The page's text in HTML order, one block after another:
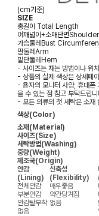
(cm기준)
SIZE
총길이 Total Length
어깨넓이+소매단면
가슴둘레Bust
팔둘레Arm
밑단둘레Hem
- 사이즈는 재는 방법이나 위
- 상품의 실제 색상은 상세페
- 용자의 모니터 사양, 휴대폰
을 수 있는 점 참고 부탁드립니
- 모든 의류의 첫 세탁은 소재
색상(Color)
소재(Material)
사이즈(Size)
세탁방법(Washing)
중량(Weight)
제조국(Origin)
안감
(Lining)
신축성
(Flexibility)
전체안감
매우좋음
부분안감
약간당겨짐
안감탈부착 없음
없음